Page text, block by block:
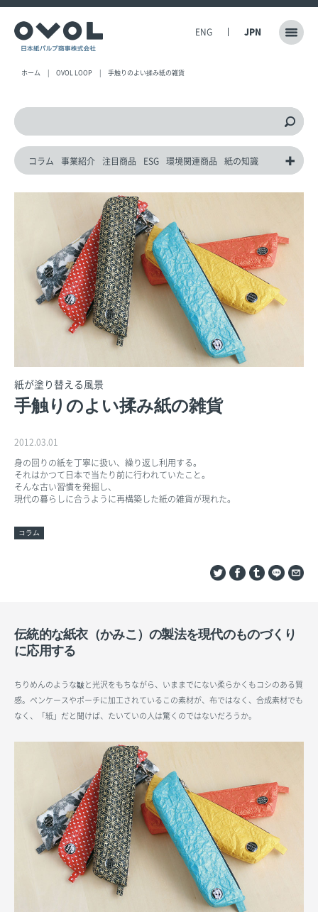
ENG JPN
ホーム OVOL LOOP 手触りのよい揉み紙の雑貨
コラム 事業紹介 注目商品 ESG 環境関連商品 紙の知識
紙が塗り替える風景
手触りのよい揉み紙の雑貨
2012.03.01
身の回りの紙を丁寧に扱い、繰り返し利用する。
それはかつて日本で当たり前に行われていたこと。
そんな古い習慣を発掘し、
現代の暮らしに合うように再構築した紙の雑貨が現れた。
コラム
伝統的な紙衣（かみこ）の製法を現代のものづくり
に応用する
ちりめんのような皺と光沢をもちながら、いままでにない柔らかくもコシのある質
感。ペンケースやポーチに加工されているこの素材が、布ではなく、合成素材でも
なく、「紙」だと聞けば、たいていの人は驚くのではないだろうか。